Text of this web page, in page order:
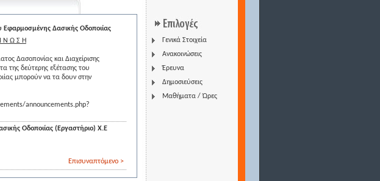
Δασικής Οδοποιίας
Ν Ω Σ Η
Δασοπονίας και Διαχείρισης
της δεύτερης εξέτασης του
μπορούν να τα δουν στην
announcements.php?
Οδοποιίας (Εργαστήριο) Χ.Ε
Επισυναπτόμενο >
Γενικά Στοιχεία
Ανακοινώσεις
Έρευνα
Δημοσιεύσεις
Μαθήματα / Ώρες